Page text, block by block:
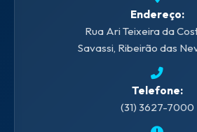
Endereço:
Rua Ari Teixeira da
Savassi, Ribeirão das
Telefone:
(31) 3627-7000